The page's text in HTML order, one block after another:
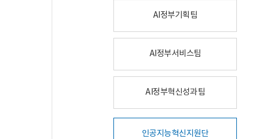
AI정부기획팀
AI정부서비스팀
AI정부혁신성과팀
인공지능혁신지원단